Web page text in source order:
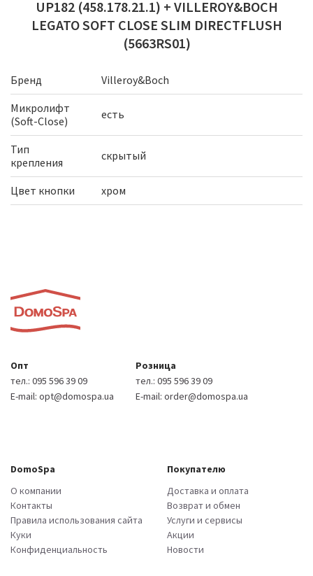
UP182 (458.178.21.1) + VILLEROY&BOCH
LEGATO SOFT CLOSE SLIM DIRECTFLUSH
(5663RS01)
Бренд
Villeroy&Boch
Микролифт
(Soft-Close)
есть
Тип
крепления
скрытый
Цвет кнопки хром
Опт
тел.: 095 596 39 09
E-mail: opt@domospa.ua
Розница
тел.: 095 596 39 09
E-mail: order@domospa.ua
DomoSpa
О компании
Контакты
Правила использования сайта
Куки
Конфиденциальность
Покупателю
Доставка и оплата
Возврат и обмен
Услуги и сервисы
Акции
Новости